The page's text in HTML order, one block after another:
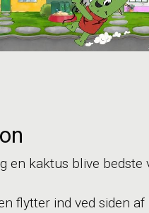
en kaktus blive bedste
flytter ind ved siden